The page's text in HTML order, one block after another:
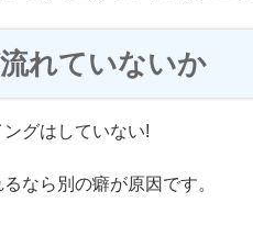
れていないか
グはしていない!
なら別の癖が原因です。